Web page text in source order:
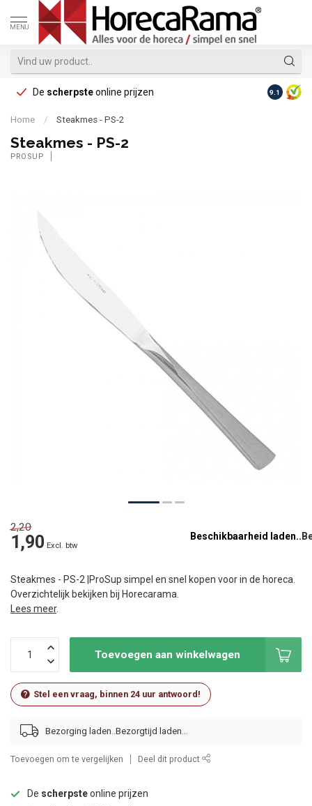
MENU
De scherpsteonline prijzen Op
9.1
Home / Steakmes - PS-2
Steakmes - PS-2
PROSUP
2,20
1,90 Excl. btw
Beschikbaarheid laden..
Steakmes - PS-2 |ProSup simpel en snel kopen voor in de horeca.
Overzichtelijk bekijken bij Horecarama.
Lees meer.
Toevoegen aan winkelwagen
Stel een vraag, binnen 24 uur antwoord!
Bezorging laden..
Toevoegen om te vergelijken Deel dit product
De scherpsteonline prijzen